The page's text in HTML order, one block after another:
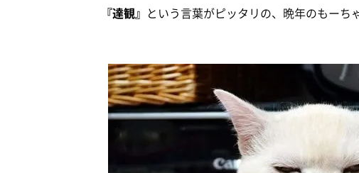
『達観』 という言葉がピッタリの、晩年のもーち